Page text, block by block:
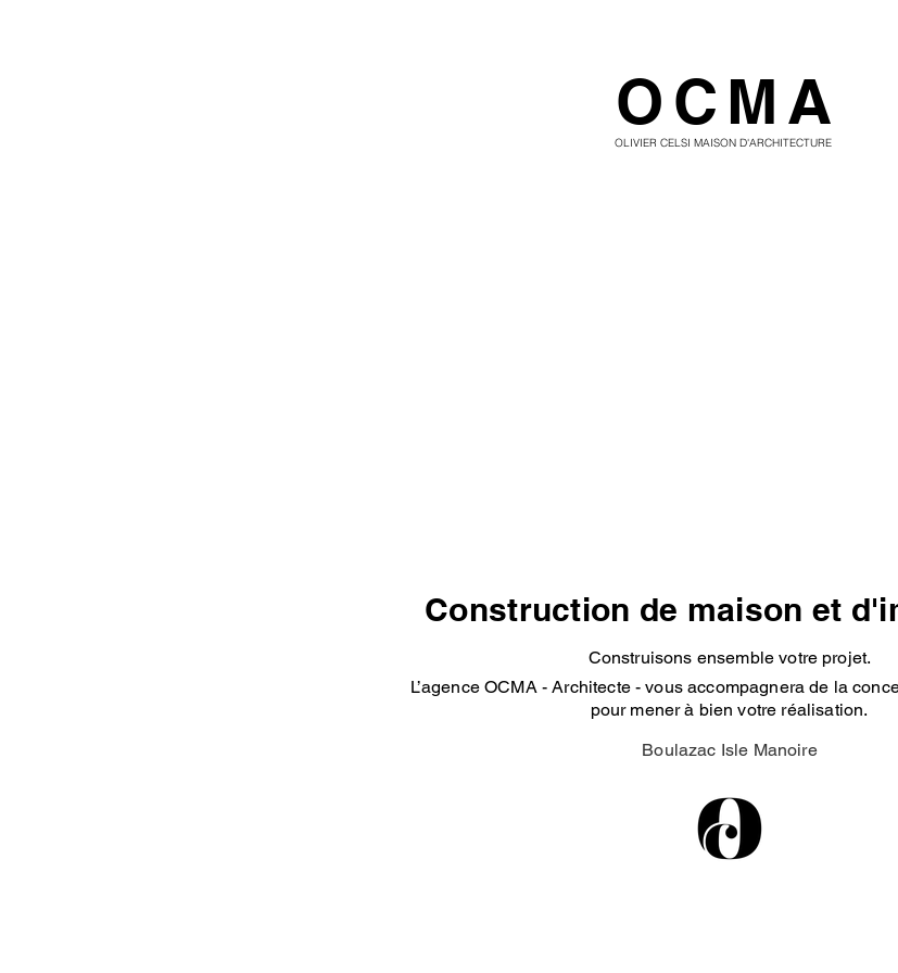
OLIVIER CELSI MAISON D'ARCHITECTURE
OCMA
Construction de maison et
Construisons ensemble votre projet.
L’agence OCMA - Architecte - vous accompagnera de la
pour mener à bien votre réalisation.
Boulazac Isle Manoire